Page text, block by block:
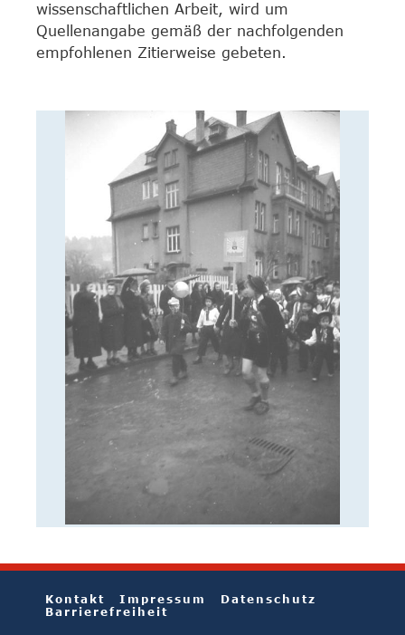
wissenschaftlichen Arbeit, wird um
Quellenangabe gemäß der nachfolgenden
empfohlenen Zitierweise gebeten.
Kontakt Impressum
Datenschutz
Barrierefreiheit